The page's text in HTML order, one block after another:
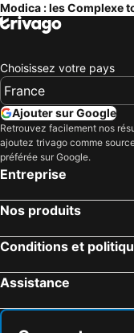
Modica : les Complexe
Choisissez votre pays
Ajouter sur Google
Retrouvez facilement nos
ajoutez trivago comme
préférée sur Google.
Entreprise
Nos produits
Conditions et
Assistance